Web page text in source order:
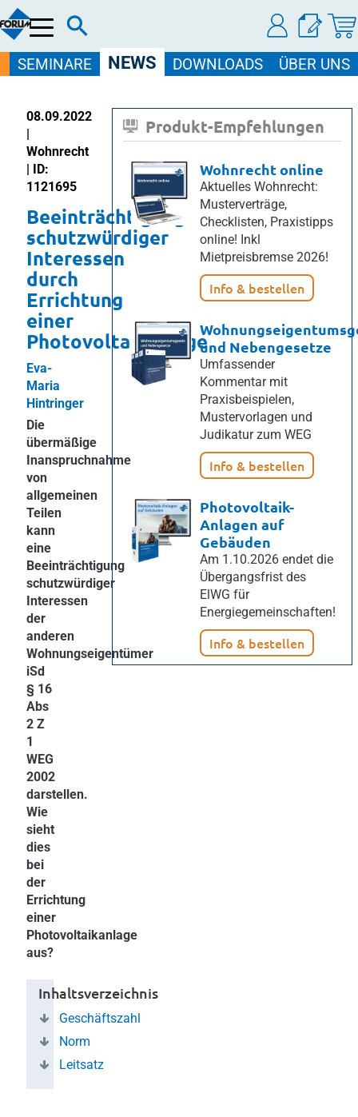
Menü
SEMINARE NEWS DOWNLOADS ÜBER UNS
08.09.2022
|
Wohnrecht
| ID:
1121695
Beeinträchtigung
schutzwürdiger
Interessen
durch
Errichtung
einer
Photovoltaikanlage
Eva-
Maria
Hintringer
Die
übermäßige
Inanspruchnahme
von
allgemeinen
Teilen
kann
eine
Beeinträchtigung
schutzwürdiger
Interessen
der
anderen
Wohnungseigentümer
iSd
§ 16
Abs
2 Z
1
WEG
2002
darstellen.
Wie
sieht
dies
bei
der
Errichtung
einer
Photovoltaikanlage
aus?
Inhaltsverzeichnis
Geschäftszahl
Norm
Leitsatz
Produkt-Empfehlungen
Wohnrecht online
Aktuelles Wohnrecht:
Musterverträge,
Checklisten, Praxistipps
online! Inkl
Mietpreisbremse 2026!
Info & bestellen
und Nebengesetze
Umfassender
Kommentar mit
Praxisbeispielen,
Mustervorlagen und
Judikatur zum WEG
Info & bestellen
Photovoltaik-
Anlagen auf
Gebäuden
Am 1.10.2026 endet die
Übergangsfrist des
ElWG für
Energiegemeinschaften!
Info & bestellen